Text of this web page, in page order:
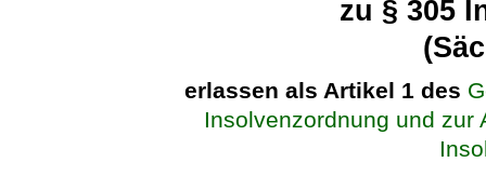
zu § 305
erlassen als Artikel 1 des
Insolvenzordnung und zur